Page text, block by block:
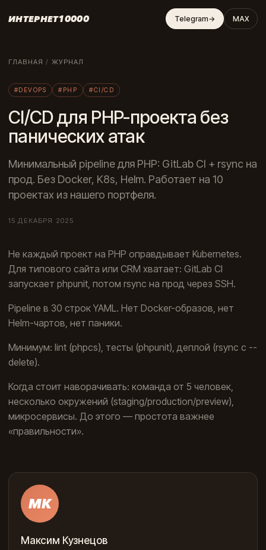
ИНТЕРНЕТ10000 Telegram→ MAX
ГЛАВНАЯ / ЖУРНАЛ
#DEVOPS #PHP #CI/CD
CI/CD для PHP-проекта без
панических атак
Минимальный pipeline для PHP: GitLab CI + rsync на
прод. Без Docker, K8s, Helm. Работает на 10
проектах из нашего портфеля.
15 ДЕКАБРЯ 2025
Не каждый проект на PHP оправдывает Kubernetes.
Для типового сайта или CRM хватает: GitLab CI
запускает phpunit, потом rsync на прод через SSH.
Pipeline в 30 строк YAML. Нет Docker-образов, нет
Helm-чартов, нет паники.
Минимум: lint (phpcs), тесты (phpunit), деплой (rsync с --
delete).
Когда стоит наворачивать: команда от 5 человек,
несколько окружений (staging/production/preview),
микросервисы. До этого — простота важнее
«правильности».
МК
Максим Кузнецов